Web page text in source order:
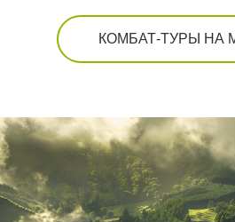
КОМБАТ-ТУРЫ НА